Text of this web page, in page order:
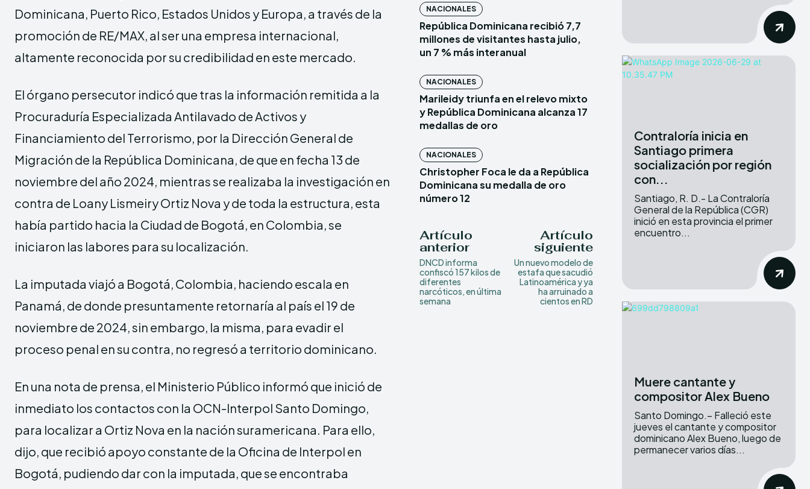
Dominicana, Puerto Rico, Estados Unidos y Europa, a través de la
promoción de RE/MAX, al ser una empresa internacional,
altamente reconocida por su credibilidad en este mercado.
El órgano persecutor indicó que tras la información remitida a la
Procuraduría Especializada Antilavado de Activos y
Financiamiento del Terrorismo, por la Dirección General de
Migración de la República Dominicana, de que en fecha 13 de
noviembre del año 2024, mientras se realizaba la investigación en
contra de Loany Lismeiry Ortiz Nova y de toda la estructura, esta
había partido hacia la Ciudad de Bogotá, en Colombia, se
iniciaron las labores para su localización.
La imputada viajó a Bogotá, Colombia, haciendo escala en
Panamá, de donde presuntamente retornaría al país el 19 de
noviembre de 2024, sin embargo, la misma, para evadir el
proceso penal en su contra, no regresó a territorio dominicano.
En una nota de prensa, el Ministerio Público informó que inició de
inmediato los contactos con la OCN-Interpol Santo Domingo,
para localizar a Ortiz Nova en la nación suramericana. Para ello,
dijo, que recibió apoyo constante de la Oficina de Interpol en
Bogotá, pudiendo dar con la imputada, que se encontraba
NACIONALES
República Dominicana recibió 7,7
millones de visitantes hasta julio,
un 7 % más interanual
NACIONALES
Marileidy triunfa en el relevo mixto
y República Dominicana alcanza 17
medallas de oro
NACIONALES
Christopher Foca le da a República
Dominicana su medalla de oro
número 12
Artículo
anterior
DNCD informa
confiscó 157 kilos de
diferentes
narcóticos, en última
semana
Artículo
siguiente
Un nuevo modelo de
estafa que sacudió
Latinoamérica y ya
ha arruinado a
cientos en RD
Contraloría inicia en
Santiago primera
socialización por región
con...
Santiago, R. D.- La Contraloría
General de la República (CGR)
inició en esta provincia el primer
encuentro...
Muere cantante y
compositor Alex Bueno
Santo Domingo.– Falleció este
jueves el cantante y compositor
dominicano Alex Bueno, luego de
permanecer varios días...